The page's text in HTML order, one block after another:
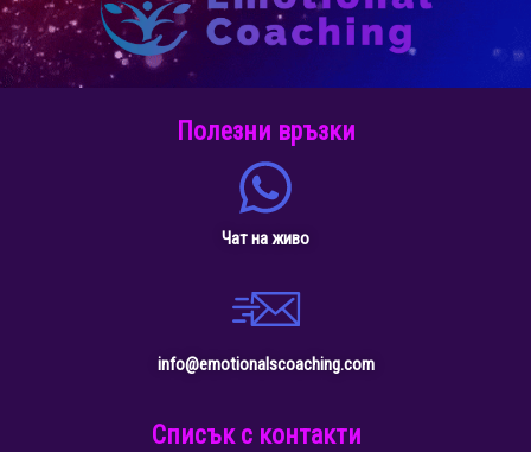
Полезни връзки
Чат на живо
info@emotionalscoaching.com
Списък с контакти